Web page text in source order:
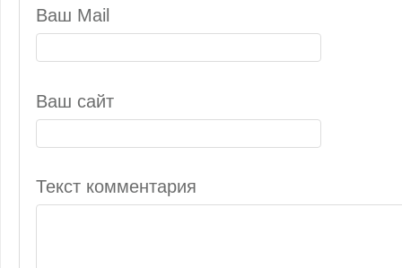
Ваш Mail
Ваш сайт
Текст комментария